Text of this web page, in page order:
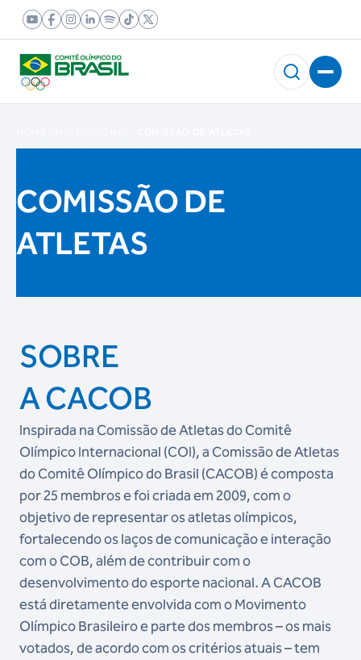
COMISSÃO DE
ATLETAS
SOBRE
A CACOB
Inspirada na Comissão de Atletas do Comitê
Olímpico Internacional (COI), a Comissão de Atletas
do Comitê Olímpico do Brasil (CACOB) é composta
por 25 membros e foi criada em 2009, com o
objetivo de representar os atletas olímpicos,
fortalecendo os laços de comunicação e interação
com o COB, além de contribuir com o
desenvolvimento do esporte nacional. A CACOB
está diretamente envolvida com o Movimento
Olímpico Brasileiro e parte dos membros – os mais
votados, de acordo com os critérios atuais – tem